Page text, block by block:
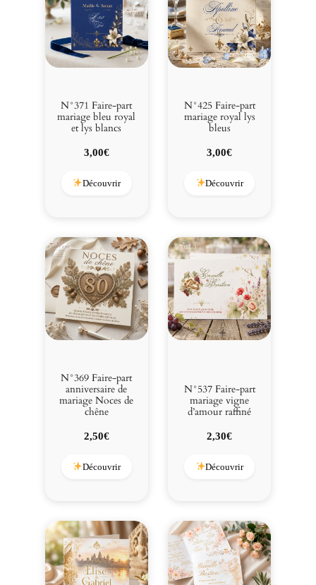
N°371 Faire-part
mariage bleu royal
et lys blancs
3,00€
Découvrir
N°425 Faire-part
mariage royal lys
bleus
3,00€
Découvrir
N°369 Faire-part
anniversaire de
mariage Noces de
chêne
2,50€
Découvrir
N°537 Faire-part
mariage vigne
d’amour raffiné
2,30€
Découvrir